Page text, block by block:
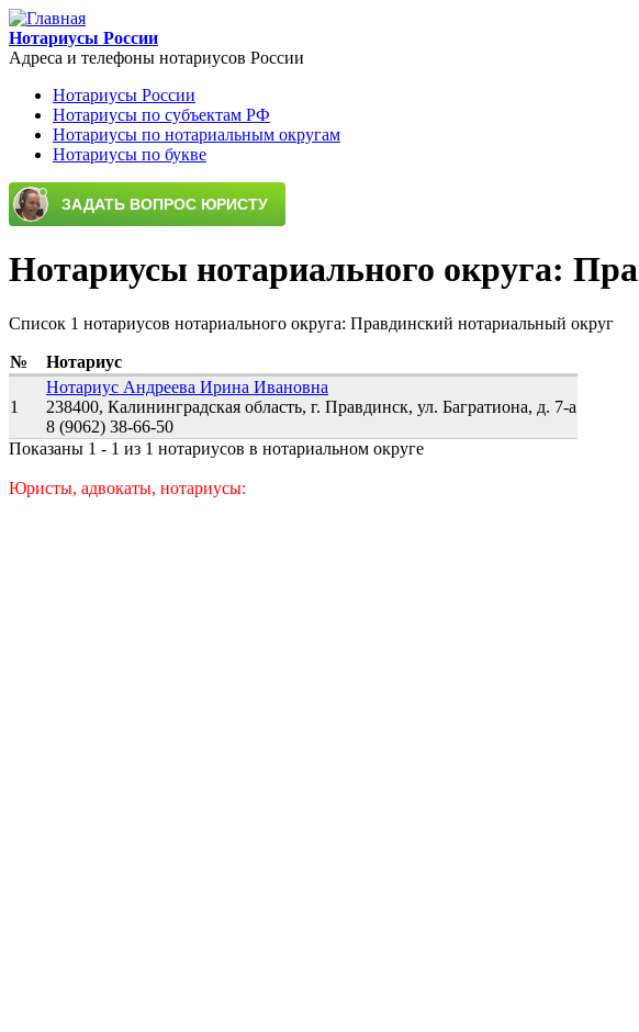
Перейти к основному содержанию
Нотариусы России
Адреса и телефоны нотариусов России
Main menu
Нотариусы России
Нотариусы по субъектам РФ
Нотариусы по нотариальным округам
Нотариусы по букве
Нотариусы нотариального округа:
Список 1 нотариусов нотариального округа: Правдинский нотариальный округ
№ Нотариус
1
Нотариус Андреева Ирина Ивановна
238400, Калининградская область, г. Правдинск, ул. Багратиона, д. 7-а
8 (9062) 38-66-50
Показаны 1 - 1 из 1 нотариусов в нотариальном округе
Юристы, адвокаты, нотариусы: